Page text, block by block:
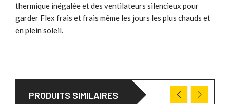
thermique inégalée et des ventilateurs silencieux pour
garder Flex frais et frais même les jours les plus chauds et
en plein soleil.
PRODUITS SIMILAIRES